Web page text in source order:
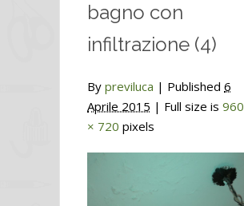
bagno con
infiltrazione (4)
By previluca | Published 6
Aprile 2015 | Full size is 960
× 720 pixels